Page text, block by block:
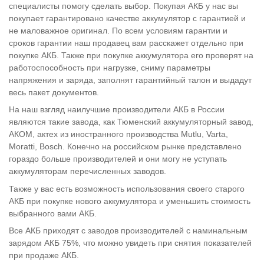
специалисты помогу сделать выбор. Покупая АКБ у нас вы
покупает гарантировано качестве аккумулятор с гарантией и
не маловажное оригинал. По всем условиям гарантии и
сроков гарантии наш продавец вам расскажет отдельно при
покупке АКБ. Также при покупке аккумулятора его проверят на
работоспособность при нагрузке, сниму параметры
напряжения и заряда, заполнят гарантийный талон и выдадут
весь пакет документов.
На наш взгляд наилучшие производители АКБ в России
являются такие завода, как Тюменский аккумуляторный завод,
АКОМ, актех из иностранного производства Mutlu, Varta,
Moratti, Bosch. Конечно на российском рынке представлено
гораздо больше производителей и они могу не уступать
аккумуляторам перечисленных заводов.
Также у вас есть возможность использования своего старого
АКБ при покупке нового аккумулятора и уменьшить стоимость
выбранного вами АКБ.
Все АКБ приходят с заводов производителей с наминальным
зарядом АКБ 75%, что можно увидеть при снятия показателей
при продаже АКБ.